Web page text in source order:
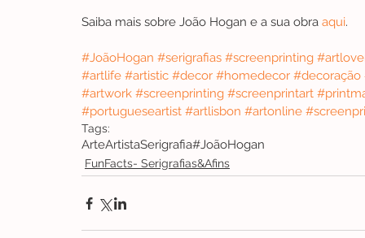
Saiba mais sobre João Hogan e a sua obra aqui.
#JoãoHogan #serigrafias #screenprinting
#artlife #artistic #decor #homedecor #decoração
#artwork #screenprinting #screenprintart
#portugueseartist #artlisbon #artonline
Tags:
ArteArtistaSerigrafia#JoãoHogan
FunFacts- Serigrafias&Afins